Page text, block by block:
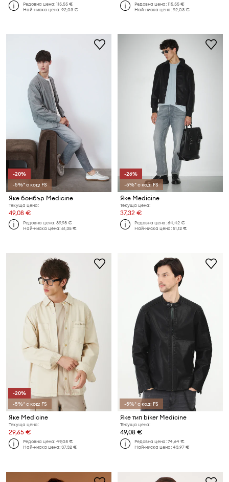
Редовна цена:115,55 €
Най-ниска цена:92,03 €
Редовна цена:115,55 €
Най-ниска цена:92,03 €
-20%
-5%* с код: FS
Яке бомбър Medicine
Текуща цена:
49,08 €
Редовна цена:89,98 €
Най-ниска цена:61,35 €
-26%
-5%* с код: FS
Яке Medicine
Текуща цена:
37,32 €
Редовна цена:64,42 €
Най-ниска цена:51,12 €
-20%
-5%* с код: FS
Яке Medicine
Текуща цена:
29,65 €
Редовна цена:49,08 €
Най-ниска цена:37,32 €
-5%* с код: FS
Яке тип biker Medicine
Текуща цена:
49,08 €
Редовна цена:74,64 €
Най-ниска цена:43,97 €